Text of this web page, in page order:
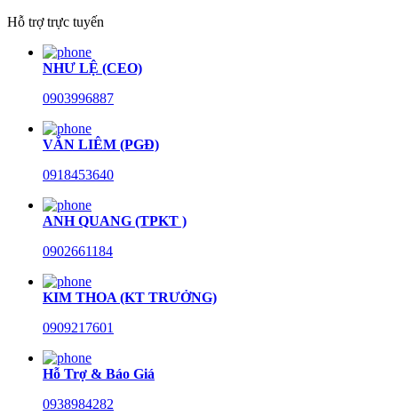
Hỗ trợ trực tuyến
NHƯ LỆ (CEO)
0903996887
VĂN LIÊM (PGĐ)
0918453640
ANH QUANG (TPKT )
0902661184
KIM THOA (KT TRƯỞNG)
0909217601
Hỗ Trợ & Báo Giá
0938984282